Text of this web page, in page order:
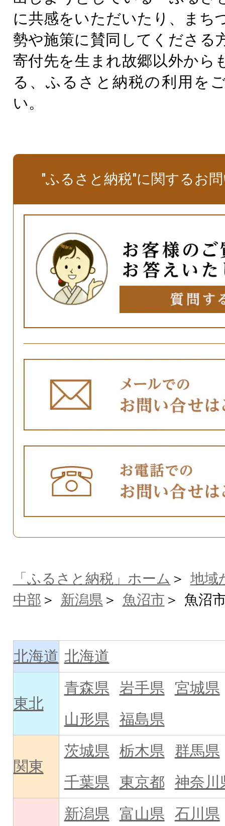
に共感をいただいたり、まち
勢や施策に賛同してくださる
寄付先を生まれ故郷以外から
る、ふるさと納税の利用を
い。
"ふるさと納税"に関するお
「ふるさと納税」ホーム
地域
中部
新潟県 魚沼市 魚沼
北海道 北海道
東北
青森県 岩手県
宮城県
山形県 福島県
関東
茨城県 栃木県
群馬県
千葉県
東京都 神奈川
新潟県 富山県 石川県